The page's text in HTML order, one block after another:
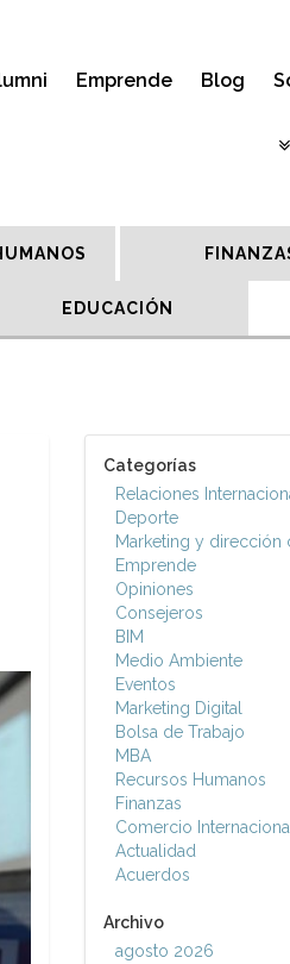
Emprende Blog
EDUCACIÓN
Categorías
Relaciones
Deporte
Marketing y dirección
Emprende
Opiniones
Consejeros
BIM
Medio Ambiente
Eventos
Marketing Digital
Bolsa de Trabajo
MBA
Recursos Humanos
Finanzas
Comercio Internacional
Actualidad
Acuerdos
Archivo
agosto 2026